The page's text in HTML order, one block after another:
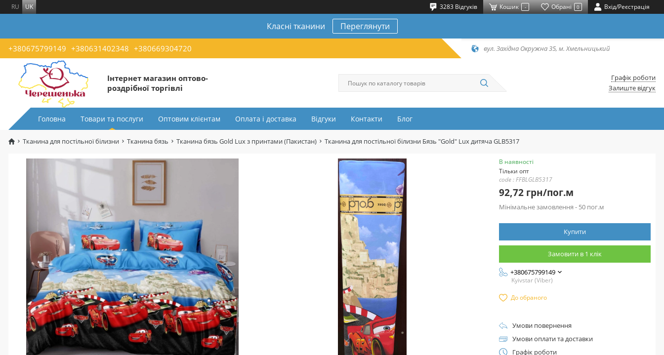
RU UK 3283 Відгуків Кошик - Обрані 0 Вхід/Реєстрація
Класні тканини Переглянути
+380675799149 +380631402348 +380669304720 вул. Західна Окружна 35, м. Хмельницький
Інтернет магазин оптово-
роздрібної торгівлі
Графік роботи
Залиште відгук
Головна Товари та послуги Оптовим клієнтам Оплата і доставка Відгуки Контакти Блог
Тканина для постільної білизни Тканина бязь Тканина бязь Gold Lux з принтами (Пакистан) Тканина для постільної білизни Бязь "Gold" Lux дитяча GLB5317
В наявності
Тільки опт
code : FFBLGLB5317
92,72 грн/пог.м
Мінімальне замовлення - 50 пог.м
Купити
Замовити в 1 клік
+380675799149
Kyivstar (Viber)
До обраного
Умови повернення
Умови оплати та доставки
Графік роботи